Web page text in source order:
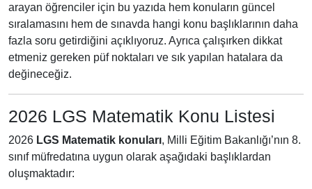
arayan öğrenciler için bu yazıda hem konuların güncel
sıralamasını hem de sınavda hangi konu başlıklarının daha
fazla soru getirdiğini açıklıyoruz. Ayrıca çalışırken dikkat
etmeniz gereken püf noktaları ve sık yapılan hatalara da
değineceğiz.
2026 LGS Matematik Konu Listesi
2026 LGS Matematik konuları, Milli Eğitim Bakanlığı’nın 8.
sınıf müfredatına uygun olarak aşağıdaki başlıklardan
oluşmaktadır: